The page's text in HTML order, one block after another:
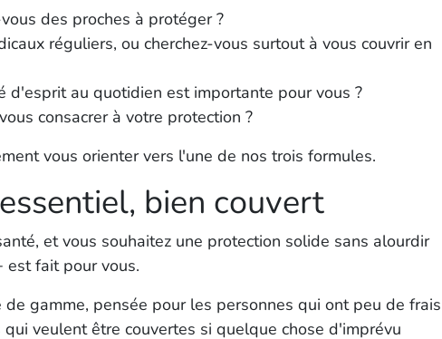
des proches à protéger ?
réguliers, ou cherchez-vous surtout à vous couvrir en
d'esprit au quotidien est importante pour vous ?
consacrer à votre protection ?
vous orienter vers l'une de nos trois formules.
bien couvert
et vous souhaitez une protection solide sans alourdir
est fait pour vous.
gamme, pensée pour les personnes qui ont peu de frais
veulent être couvertes si quelque chose d'imprévu